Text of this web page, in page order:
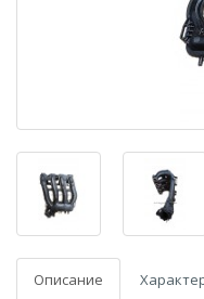
Описание